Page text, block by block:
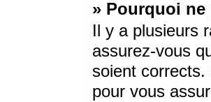
» Pourquoi
Il y a plusieurs
assurez-vous
soient
pour vous